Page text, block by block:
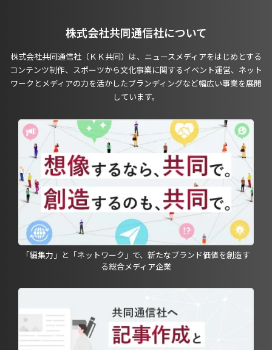
株式会社共同通信社について
株式会社共同通信社（ＫＫ共同）は、ニュースメディアをはじめとする
コンテンツ制作、スポーツから文化事業に関するイベント運営、ネット
ワークとメディアの力を活かしたブランディングなど幅広い事業を展開
しています。
「編集力」と「ネットワーク」で、新たなブランド価値を創造す
る総合メディア企業